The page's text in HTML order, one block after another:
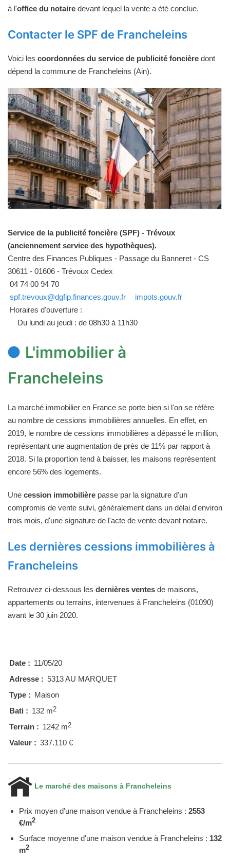
à l'office du notaire devant lequel la vente a été conclue.
Contacter le SPF de Francheleins
Voici les coordonnées du service de publicité foncière dont
dépend la commune de Francheleins (Ain).
Service de la publicité foncière (SPF) - Trévoux
(anciennement service des hypothèques).
Centre des Finances Publiques - Passage du Banneret - CS
30611 - 01606 - Trévoux Cedex
04 74 00 94 70
spf.trevoux@dgfip.finances.gouv.fr
impots.gouv.fr
Horaires d'ouverture :
Du lundi au jeudi : de 08h30 à 11h30
L'immobilier à
Francheleins
La marché immobilier en France se porte bien si l'on se réfère
au nombre de cessions immobilières annuelles. En effet, en
2019, le nombre de cessions immobilières a dépassé le million,
représentant une augmentation de près de 11% par rapport à
2018. Si la proportion tend à baisser, les maisons représentent
encore 56% des logements.
Une cession immobilière passe par la signature d'un
compromis de vente suivi, généralement dans un délai d'environ
trois mois, d'une signature de l'acte de vente devant notaire.
Les dernières cessions immobilières à
Francheleins
Retrouvez ci-dessous les dernières ventes de maisons,
appartements ou terrains, intervenues à Francheleins (01090)
avant le 30 juin 2020.
Date : 11/05/20
Adresse : 5313 AU MARQUET
Type : Maison
Bati : 132 m2
Terrain : 1242 m2
Valeur : 337.110 €
Le marché des maisons à Francheleins
Prix moyen d'une maison vendue à Francheleins : 2553
€/m2
Surface moyenne d'une maison vendue à Francheleins : 132
m2